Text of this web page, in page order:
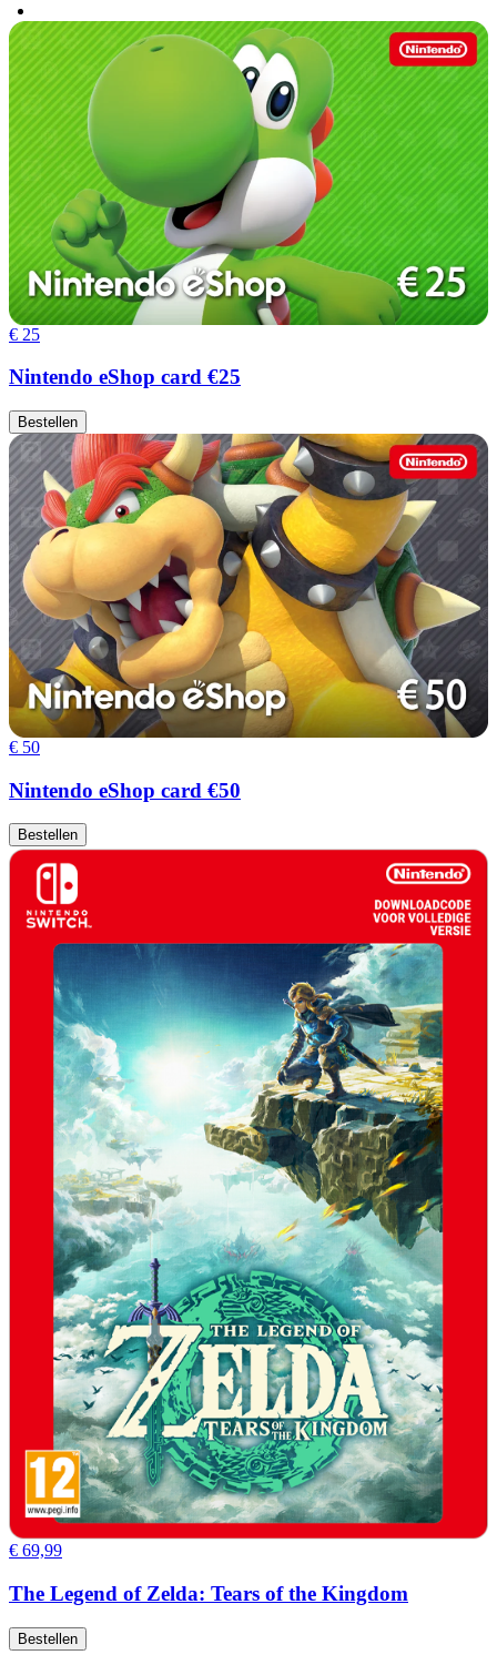
€ 25
Nintendo eShop card €25
Bestellen
€ 50
Nintendo eShop card €50
Bestellen
€ 69,99
The Legend of Zelda: Tears of the Kingdom
Bestellen